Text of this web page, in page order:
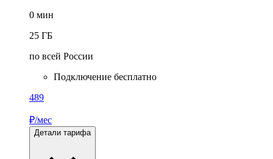
0 мин
25 ГБ
по всей России
Подключение бесплатно
489
₽/мес
Детали тарифа